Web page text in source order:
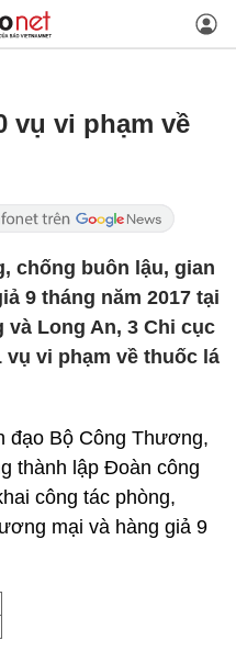
vụ vi phạm về
chống buôn lậu, gian
9 tháng năm 2017 tại
và Long An, 3 Chi cục
vụ vi phạm về thuốc lá
đạo Bộ Công Thương,
thành lập Đoàn công
công tác phòng,
mại và hàng giả 9